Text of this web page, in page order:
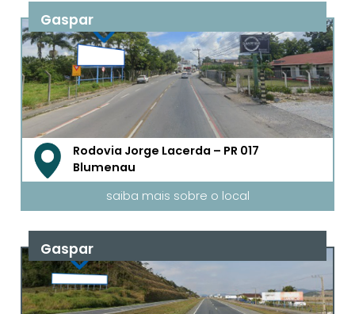
Gaspar
Rodovia Jorge Lacerda – PR 017
Blumenau
saiba mais sobre o local
Gaspar